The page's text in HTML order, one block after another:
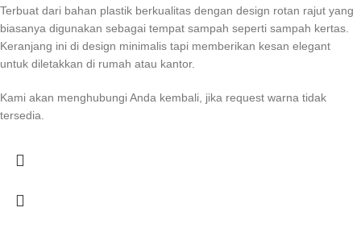
Terbuat dari bahan plastik berkualitas dengan design rotan rajut yang
biasanya digunakan sebagai tempat sampah seperti sampah kertas.
Keranjang ini di design minimalis tapi memberikan kesan elegant
untuk diletakkan di rumah atau kantor.
Kami akan menghubungi Anda kembali, jika request warna tidak
tersedia.